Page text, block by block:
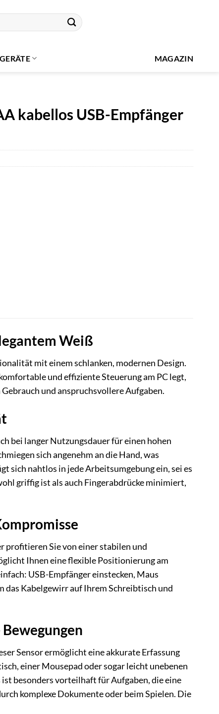
MAGAZIN
kabellos USB-Empfänger
Weiß
mit einem schlanken, modernen Design.
und effiziente Steuerung am PC legt,
und anspruchsvollere Aufgaben.
bei langer Nutzungsdauer für einen hohen
sich angenehm an die Hand, was
sich nahtlos in jede Arbeitsumgebung ein, sei es
griffig ist als auch Fingerabdrücke minimiert,
Sie von einer stabilen und
Ihnen eine flexible Positionierung am
USB-Empfänger einstecken, Maus
das Kabelgewirr auf Ihrem Schreibtisch und
Sensor ermöglicht eine akkurate Erfassung
einer Mousepad oder sogar leicht unebenen
besonders vorteilhaft für Aufgaben, die eine
komplexe Dokumente oder beim Spielen. Die